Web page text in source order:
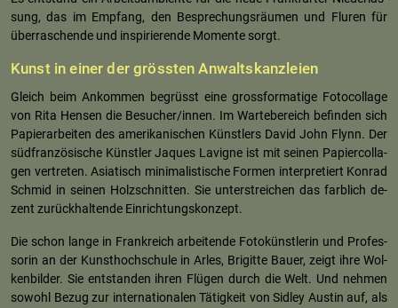
sung, das im Emp­fang, den Be­spre­chungs­räu­men und Flu­ren für
über­ra­schen­de und in­spi­rie­ren­de Mo­men­te sorgt.
Kunst in einer der gröss­ten An­walts­kanz­lei­en
Gleich beim An­kom­men be­grüsst eine gross­for­ma­ti­ge Fo­to­col­la­ge
von Rita Hen­sen die Be­su­cher/innen. Im War­te­be­reich be­fin­den sich
Pa­pier­ar­bei­ten des ame­ri­ka­ni­schen Künst­lers David John Flynn. Der
süd­fran­zö­si­sche Künst­ler Jaques La­vi­g­ne ist mit sei­nen Pa­pier­col­la­
gen ver­tre­ten. Asia­tisch mi­ni­ma­lis­ti­sche For­men in­ter­pre­tiert Kon­rad
Schmid in sei­nen Holz­schnit­ten. Sie un­ter­strei­chen das farb­lich de­
zent zu­rück­hal­ten­de Ein­rich­tungs­kon­zept.
Die schon lange in Frank­reich ar­bei­ten­de Fo­to­künst­le­rin und Pro­fes­
so­rin an der Kunst­hoch­schu­le in Arles, Bri­git­te Bauer, zeigt ihre Wol­
ken­bil­der. Sie ent­stan­den ihren Flü­gen durch die Welt. Und neh­men
so­wohl Bezug zur in­ter­na­tio­na­len Tä­tig­keit von Sid­ley Aus­tin auf, als